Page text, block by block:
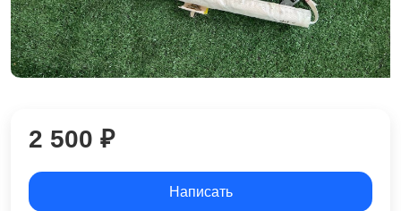
2 500 ₽
Написать